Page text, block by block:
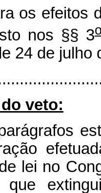
os efeitos
nos §§ 3
24 de julho
veto:
lei no